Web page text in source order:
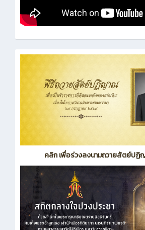
คลิก เพื่อร่วงลงนามถวายสัตย์ป